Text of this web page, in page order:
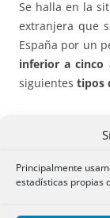
Principalmente
estadísticas propias
Se halla en la
extranjera que
España por un
inferior a cinco
siguientes tipos
por
trabajo por